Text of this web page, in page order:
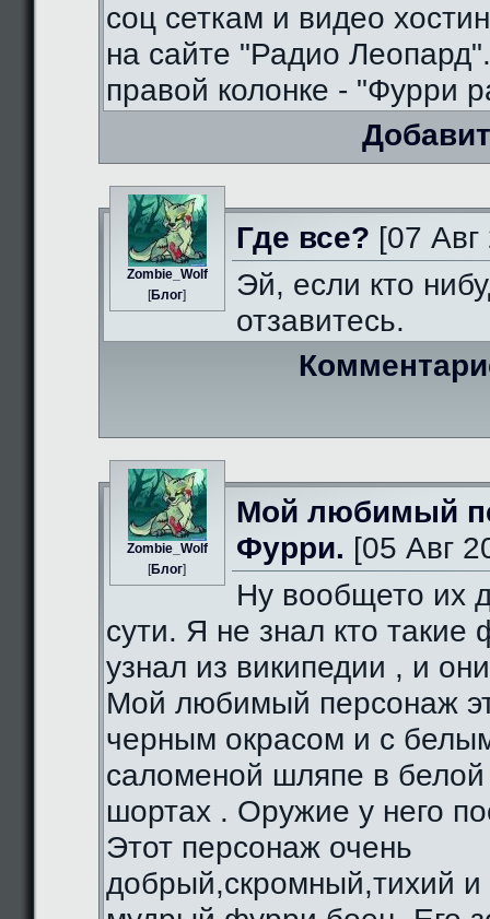
соц сеткам и видео
на сайте "Радио
правой колонке - "Фурри
Zombie_Wolf
[Блог]
Где все? [07
Эй, если кто
отзавитесь.
Zombie_Wolf
[Блог]
Мой любимый
Фурри. [05 Авг
Ну вообщето их
сути. Я не знал кто такие
узнал из википедии , и
Мой любимый персонаж
черным окрасом и с
саломеной шляпе в
шортах . Оружие у него
Этот персонаж очень
добрый,скромный,тихий и